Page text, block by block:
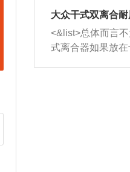
室，最后形成废
催化器得到清洗
能够得到解决。
造成烧机油。
机油粘度过小的
象，机油粘度过小
无法制作，需要
店；<&list>2.车
裂，破裂后会出
损严重，磨损的半
响；<&list>3.稳
大众干式双离合
<&list>总体而言
式离合器如果放